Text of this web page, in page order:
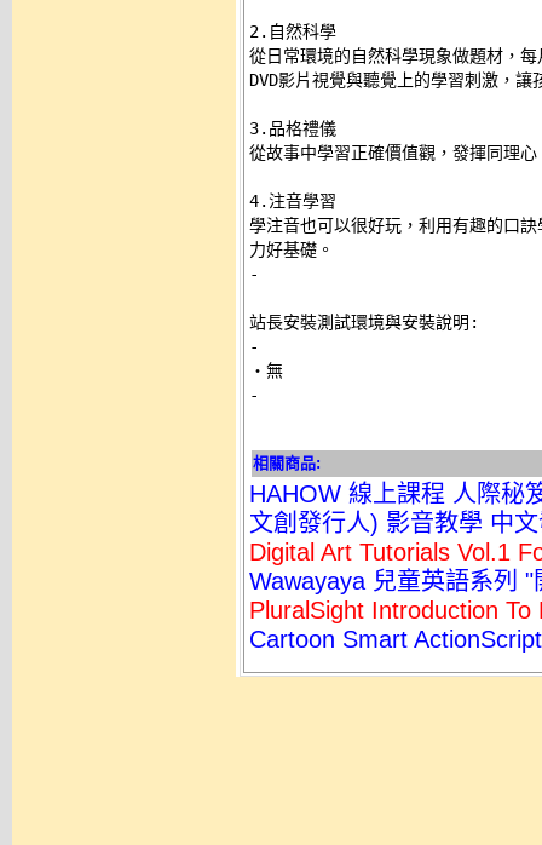
2.自然科學
從日常環境的自然科學現象做題材，
DVD影片視覺與聽覺上的學習刺激，
3.品格禮儀
從故事中學習正確價值觀，發揮同理
4.注音學習
學注音也可以很好玩，利用有趣的口
-
站長安裝測試環境與安裝說明:
-
-
相關商品:
HAHOW 線上課程 人際秘
文創發行人) 影音教學 中
Digital Art Tutorials Vol.1
Wawayaya 兒童英語系列
PluralSight Introduction
Cartoon Smart